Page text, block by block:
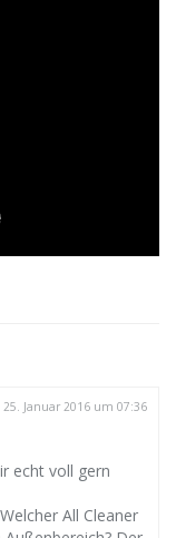
25. Januar 2016 um 07:36
echt voll gern
All Cleaner